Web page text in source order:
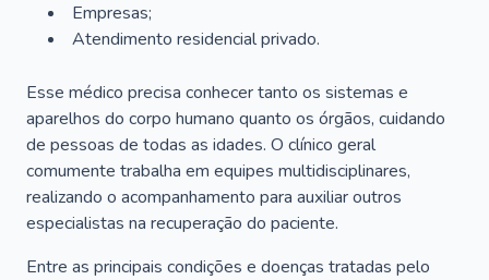
Empresas;
Atendimento residencial privado.
Esse médico precisa conhecer tanto os sistemas e
aparelhos do corpo humano quanto os órgãos, cuidando
de pessoas de todas as idades. O clínico geral
comumente trabalha em equipes multidisciplinares,
realizando o acompanhamento para auxiliar outros
especialistas na recuperação do paciente.
Entre as principais condições e doenças tratadas pelo